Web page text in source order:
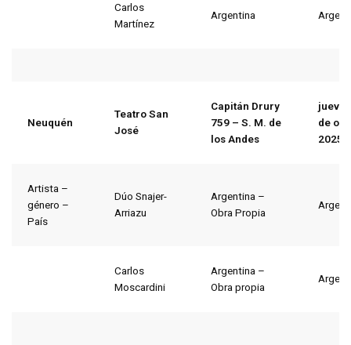
Carlos
Martínez
Argentina
Neuquén
Teatro San
José
Capitán Drury
759 – S. M. de
los Andes
de
2025
Artista –
género –
País
Dúo Snajer-
Arriazu
Argentina –
Obra Propia
Carlos
Moscardini
Argentina –
Obra propia